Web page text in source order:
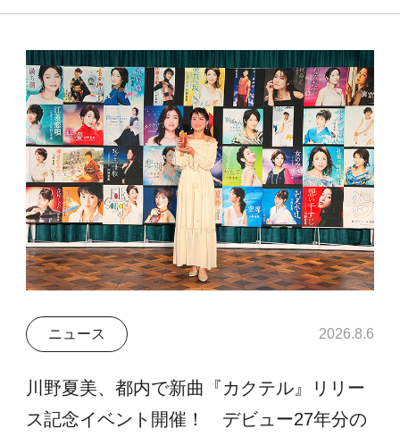
ニュース 2026.8.6
川野夏美、都内で新曲『カクテル』リリー
ス記念イベント開催！ デビュー27年分の